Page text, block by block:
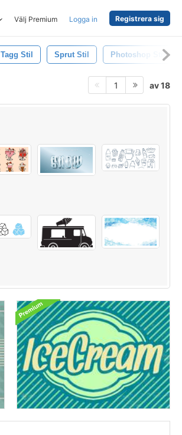
Välj Premium Logga in Registrera sig
Tagg Stil Sprut Stil Photoshop Stil
1 av 18